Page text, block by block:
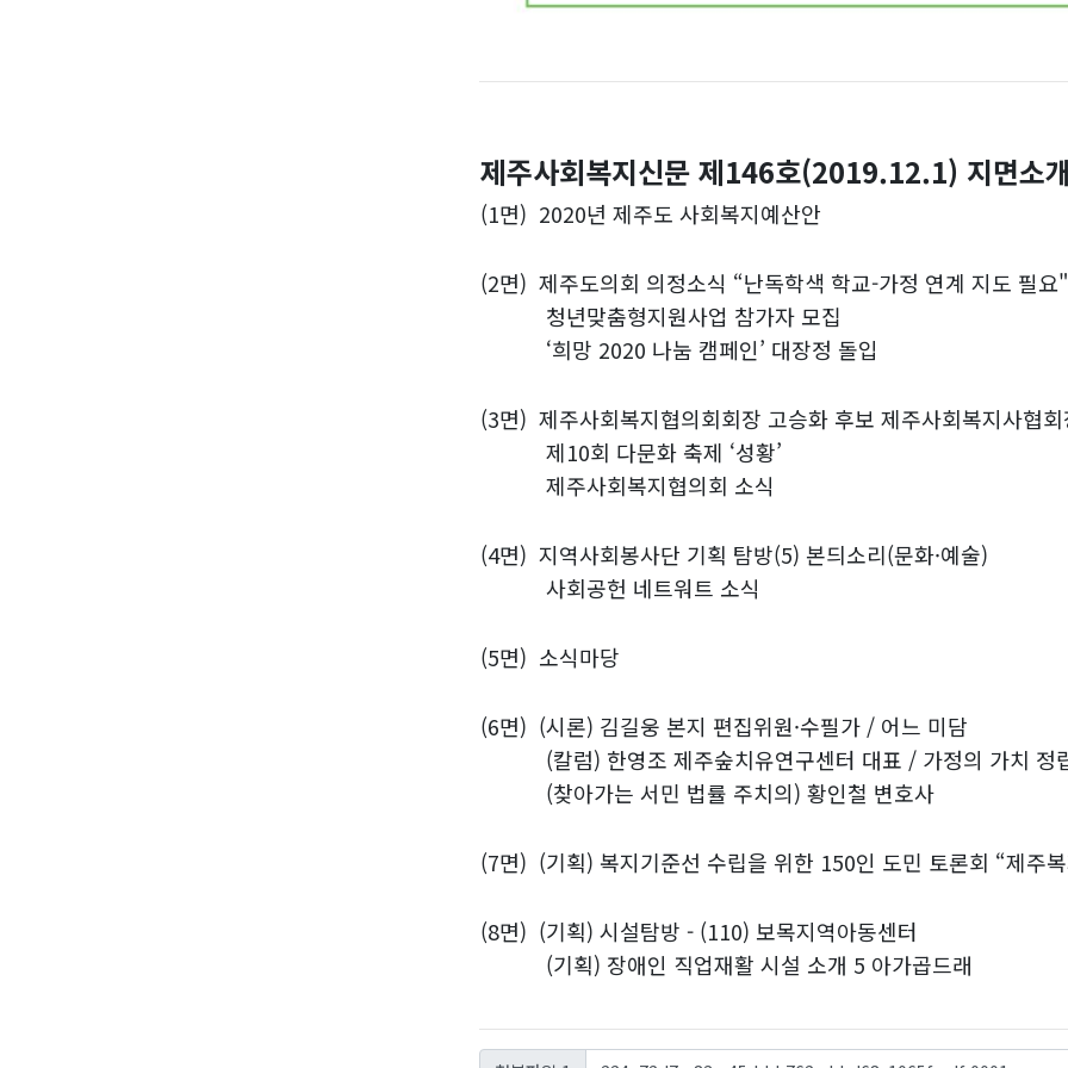
제주사회복지신문 제146호(2019.12.1) 지면소개
(1면) 2020년 제주도 사회복지예산안
(2면) 제주도의회 의정소식 “난독학색 학교-가정 연계 지도 필요"
청년맞춤형지원사업 참가자 모집
‘희망 2020 나눔 캠페인’ 대장정 돌입
(3면) 제주사회복지협의회회장 고승화 후보 제주사회복지사협
제10회 다문화 축제 ‘성황’
제주사회복지협의회 소식
(4면) 지역사회봉사단 기획 탐방(5) 본듸소리(문화·예술)
사회공헌 네트워트 소식
(5면) 소식마당
(6면) (시론) 김길웅 본지 편집위원·수필가 / 어느 미담
(칼럼) 한영조 제주숲치유연구센터 대표 / 가정의 가치 정
(찾아가는 서민 법률 주치의) 황인철 변호사
(7면) (기획) 복지기준선 수립을 위한 150인 도민 토론회 “제주
(8면) (기획) 시설탐방 - (110) 보목지역아동센터
(기획) 장애인 직업재활 시설 소개 5 아가곱드래